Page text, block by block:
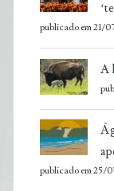
publicado em 21/
A
publicado em 25/